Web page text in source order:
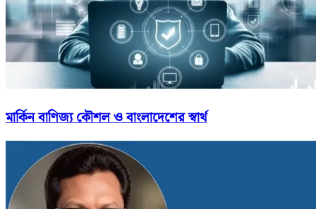
মার্কিন বাণিজ্য কৌশল ও বাংলাদেশের স্বার্থ